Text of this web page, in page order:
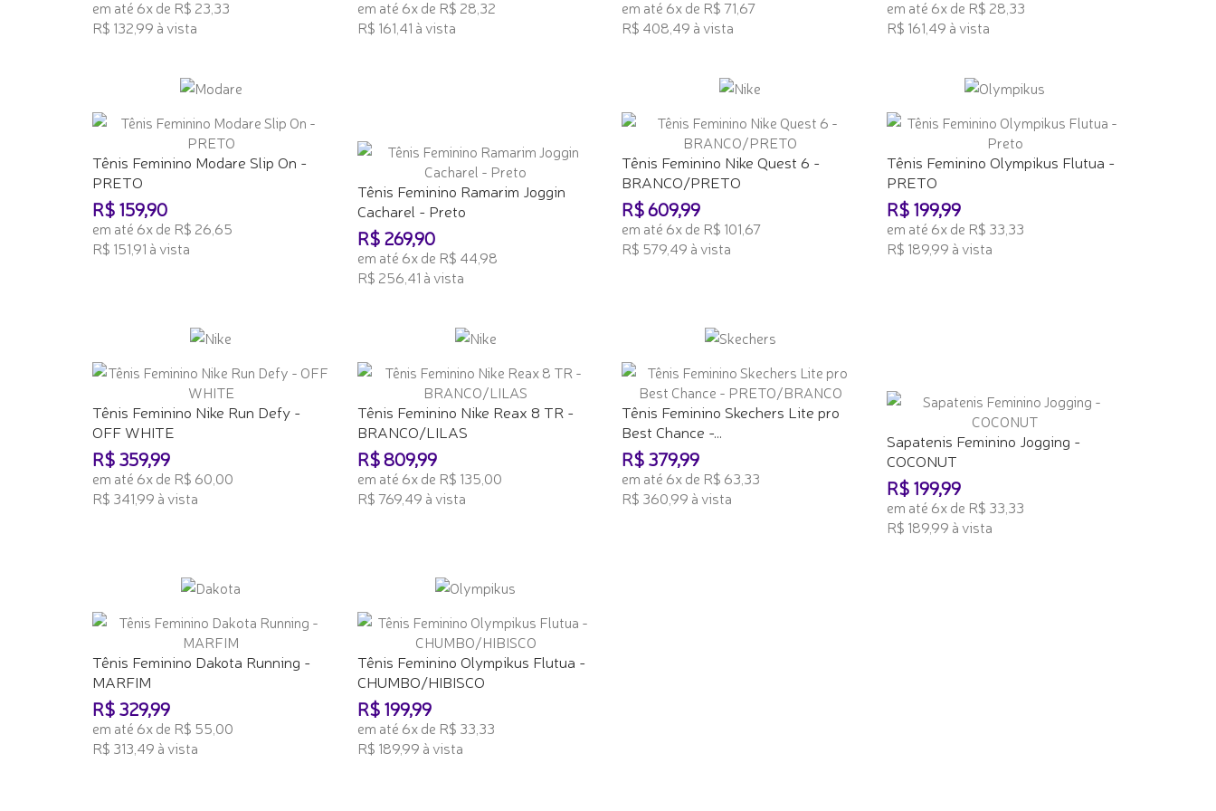
em até 6x de R$ 23,33
R$ 132,99 à vista
em até 6x de R$ 28,32
R$ 161,41 à vista
em até 6x de R$ 71,67
R$ 408,49 à vista
em até 6x de R$ 28,33
R$ 161,49 à vista
Tênis Feminino Modare Slip On -
PRETO
R$ 159,90
em até 6x de R$ 26,65
R$ 151,91 à vista
Tênis Feminino Ramarim Joggin
Cacharel - Preto
R$ 269,90
em até 6x de R$ 44,98
R$ 256,41 à vista
Tênis Feminino Nike Quest 6 -
BRANCO/PRETO
R$ 609,99
em até 6x de R$ 101,67
R$ 579,49 à vista
Tênis Feminino Olympikus Flutua -
PRETO
R$ 199,99
em até 6x de R$ 33,33
R$ 189,99 à vista
Tênis Feminino Nike Run Defy -
OFF WHITE
R$ 359,99
em até 6x de R$ 60,00
R$ 341,99 à vista
Tênis Feminino Nike Reax 8 TR -
BRANCO/LILAS
R$ 809,99
em até 6x de R$ 135,00
R$ 769,49 à vista
Tênis Feminino Skechers Lite pro
Best Chance -...
R$ 379,99
em até 6x de R$ 63,33
R$ 360,99 à vista
Sapatenis Feminino Jogging -
COCONUT
R$ 199,99
em até 6x de R$ 33,33
R$ 189,99 à vista
Tênis Feminino Dakota Running -
MARFIM
R$ 329,99
em até 6x de R$ 55,00
R$ 313,49 à vista
Tênis Feminino Olympikus Flutua -
CHUMBO/HIBISCO
R$ 199,99
em até 6x de R$ 33,33
R$ 189,99 à vista